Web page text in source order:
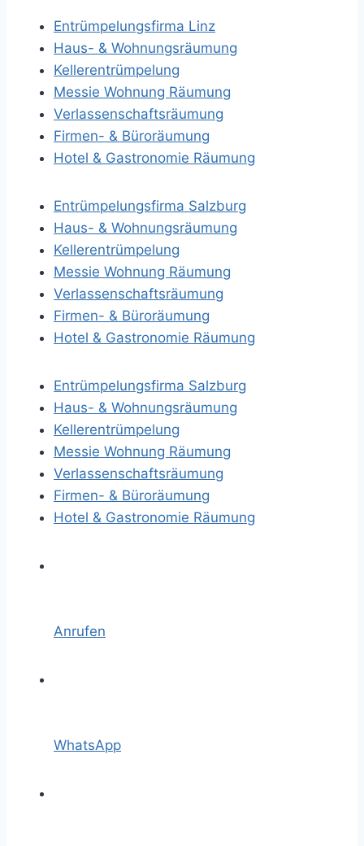
Entrümpelungsfirma Linz
Haus- & Wohnungsräumung
Kellerentrümpelung
Messie Wohnung Räumung
Verlassenschaftsräumung
Firmen- & Büroräumung
Hotel & Gastronomie Räumung
Entrümpelungsfirma Salzburg
Haus- & Wohnungsräumung
Kellerentrümpelung
Messie Wohnung Räumung
Verlassenschaftsräumung
Firmen- & Büroräumung
Hotel & Gastronomie Räumung
Entrümpelungsfirma Salzburg
Haus- & Wohnungsräumung
Kellerentrümpelung
Messie Wohnung Räumung
Verlassenschaftsräumung
Firmen- & Büroräumung
Hotel & Gastronomie Räumung
Anrufen
WhatsApp